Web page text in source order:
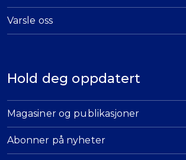
Varsle oss
Hold deg oppdatert
Magasiner og publikasjoner
Abonner på nyheter